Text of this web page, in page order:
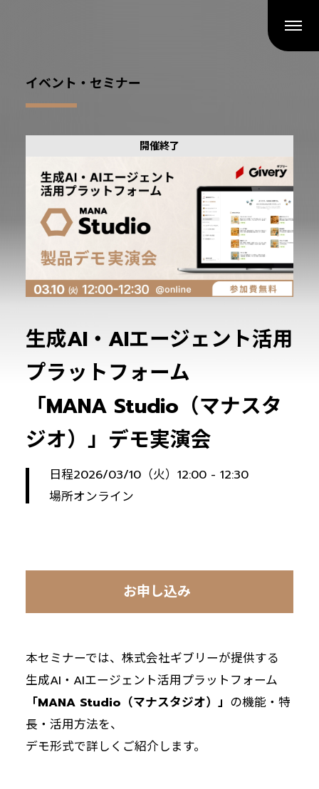
イベント・セミナー
開催終了
生成AI・AIエージェント活用
プラットフォーム
「MANA Studio（マナスタ
ジオ）」デモ実演会
日程2026/03/10（火）12:00 - 12:30
場所オンライン
お申し込み
本セミナーでは、株式会社ギブリーが提供する
生成AI・AIエージェント活用プラットフォーム
「MANA Studio（マナスタジオ）」 の機能・特
長・活用方法を、
デモ形式で詳しくご紹介します。